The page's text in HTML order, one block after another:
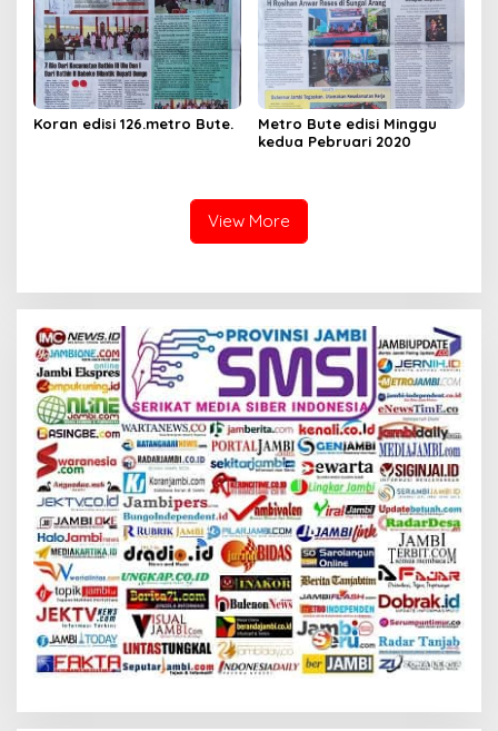
Koran edisi 126.metro Bute.
Metro Bute edisi Minggu
kedua Pebruari 2020
View More